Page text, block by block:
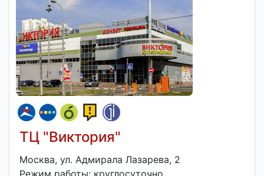
ТЦ "Виктория"
Москва, ул. Адмирала Лазарева, 2
Режим работы: круглосуточно